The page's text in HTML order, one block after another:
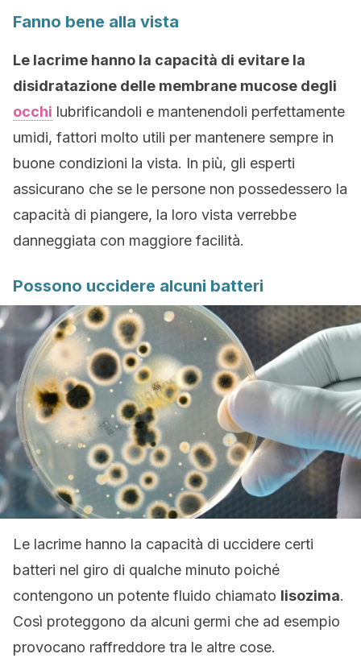
Fanno bene alla vista
Le lacrime hanno la capacità di evitare la
disidratazione delle membrane mucose degli
occhi lubrificandoli e mantenendoli perfettamente
umidi, fattori molto utili per mantenere sempre in
buone condizioni la vista. In più, gli esperti
assicurano che se le persone non possedessero la
capacità di piangere, la loro vista verrebbe
danneggiata con maggiore facilità.
Possono uccidere alcuni batteri
Le lacrime hanno la capacità di uccidere certi
batteri nel giro di qualche minuto poiché
contengono un potente fluido chiamato lisozima.
Così proteggono da alcuni germi che ad esempio
provocano raffreddore tra le altre cose.